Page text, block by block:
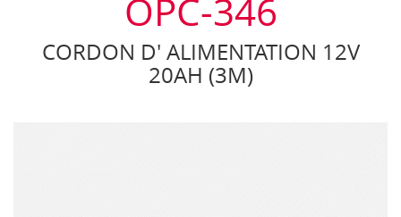
OPC-346
CORDON D' ALIMENTATION 12V
20AH (3M)